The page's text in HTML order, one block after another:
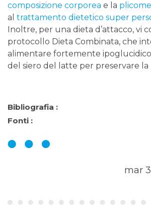
composizione corporea e la
al trattamento dietetico super
Inoltre, per una dieta d’attacco, vi
protocollo Dieta Combinata, che
alimentare fortemente
del siero del latte per preservare la
Bibliografia :
Fonti :
mar